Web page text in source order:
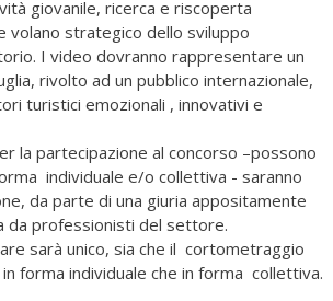
giovanile, ricerca e riscoperta
volano strategico dello sviluppo
I video dovranno rappresentare un
rivolto ad un pubblico internazionale,
turistici emozionali , innovativi e
la partecipazione al concorso –possono
individuale e/o collettiva - saranno
da parte di una giuria appositamente
da professionisti del settore.
sarà unico, sia che il cortometraggio
forma individuale che in forma collettiva.